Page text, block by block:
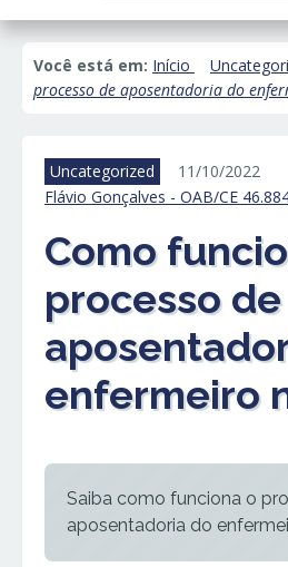
Você está em: Início
processo de aposentadoria do
Uncategorized
11/10/2022
Flávio Gonçalves - OAB/CE
Como
processo de
enfermeiro
Saiba como funciona o
aposentadoria do